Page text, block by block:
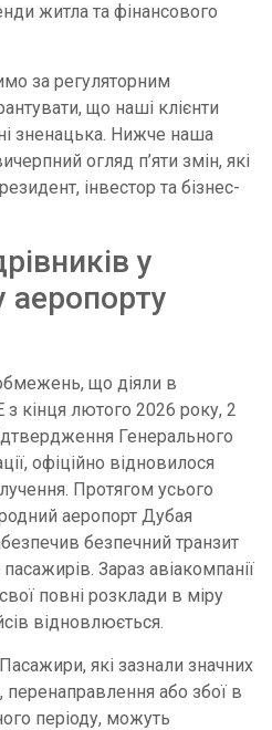
житла та фінансового
за регуляторним
що наші клієнти
зненацька. Нижче наша
огляд п’яти змін, які
інвестор та бізнес-
у
що діяли в
з кінця лютого 2026 року, 2
Генерального
офіційно відновилося
Протягом усього
аеропорт Дубая
безпечний транзит
Зараз авіакомпанії
повні розклади в міру
відновлюється.
Пасажири, які зазнали значних
перенаправлення або збої в
періоду, можуть